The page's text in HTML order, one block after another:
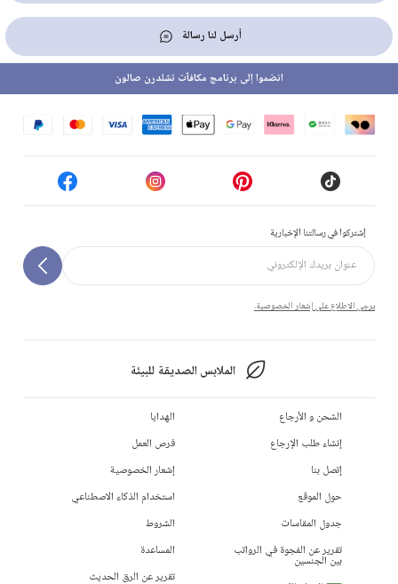
أرسل لنا رسالة
إشتركوا في رسالتنا الإخبارية
يرجى الاطلاع على إشعار الخصوصية.
الملابس الصديقة للبيئة
انضموا إلى برنامج مكافآت تشلدرن صالون
الشحن و الأرجاع
إنشاء طلب الإرجاع
إتصل بنا
حول الموقع
جدول المقاسات
تقرير عن الفجوة في الرواتب
بين الجنسين
الهدايا
فرص العمل
إشعار الخصوصية
استخدام الذكاء الاصطناعي
الشروط
المساعدة
تقرير عن الرق الحديث